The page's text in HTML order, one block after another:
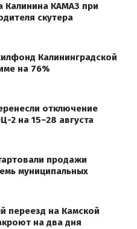
Калинина КАМАЗ при
скутера
Калининградской
на 76%
отключение
2 на 15–28 августа
продажи
муниципальных
переезд на Камской
на два дня